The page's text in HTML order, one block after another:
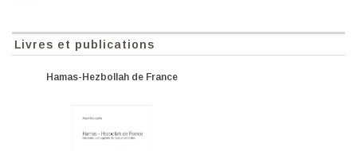
Livres et publications
Hamas-Hezbollah de France